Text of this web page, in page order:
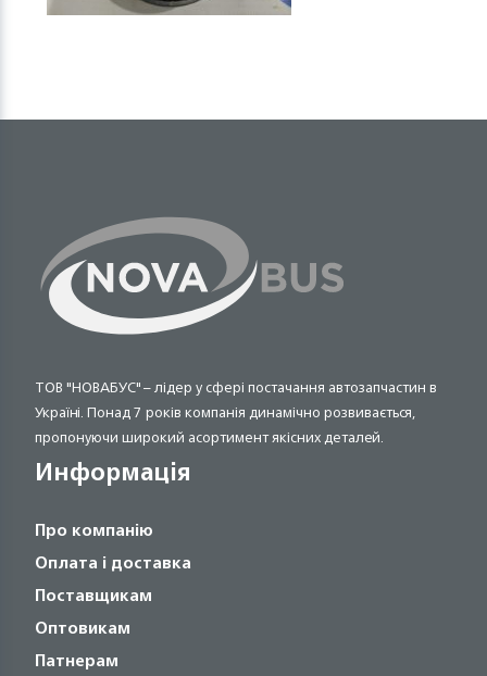
ТОВ "НОВАБУС" – лідер у сфері постачання автозапчастин в
Україні. Понад 7 років компанія динамічно розвивається,
пропонуючи широкий асортимент якісних деталей.
Информація
Про компанію
Оплата і доставка
Поставщикам
Оптовикам
Патнерам